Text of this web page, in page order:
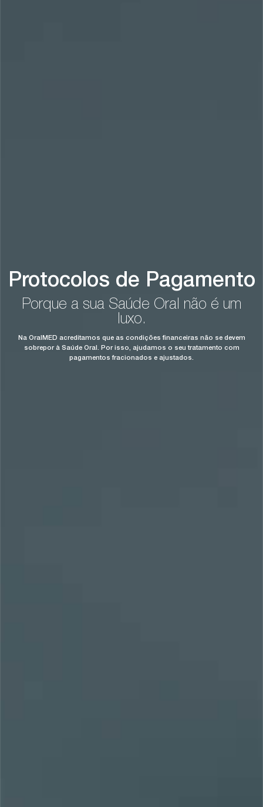
Protocolos de Pagamento
Porque a sua Saúde Oral não é um
luxo.
Na OralMED acreditamos que as condições financeiras não se devem
sobrepor à Saúde Oral. Por isso, ajudamos o seu tratamento com
pagamentos fracionados e ajustados.